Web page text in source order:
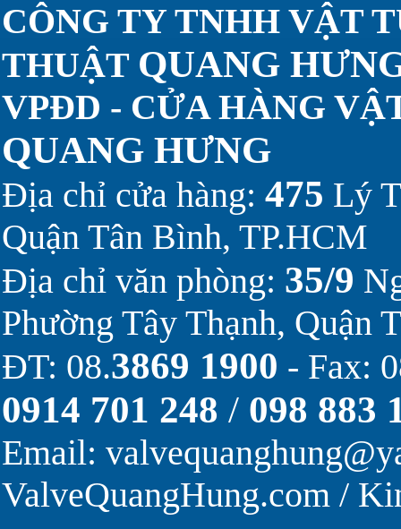
CÔNG TY TNHH VẬT
THUẬT QUANG
VPĐD - CỬA HÀNG
QUANG HƯNG
Địa chỉ cửa hàng: 475 Lý
Quận Tân Bình, TP.HCM
Địa chỉ văn phòng: 35/9
Phường Tây Thạnh, Quận
ĐT: 08.3869 1900 - Fax:
0914 701 248 / 098 883
Email:
ValveQuangHung.com /